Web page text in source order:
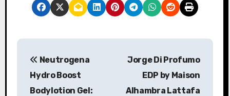
B
Neutrogena
Hydro Boost
Bodylotion Gel:
Jorge Di Profumo
EDP by Maison
Alhambra Lattafa